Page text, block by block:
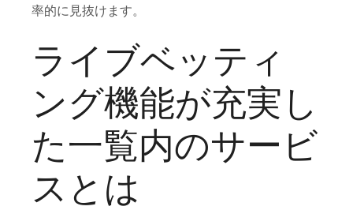
率的に見抜けます。
ライブベッティ
ング機能が充実し
た一覧内のサービ
スとは